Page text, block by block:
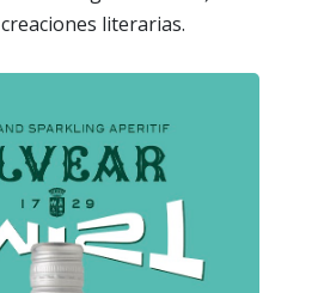
literarias.